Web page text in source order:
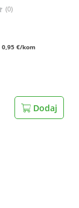
(0)
0,95 €/kom
Dodaj